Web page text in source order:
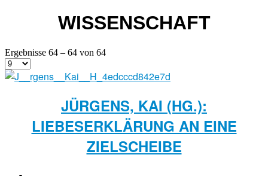
WISSENSCHAFT
Ergebnisse 64 – 64 von 64
JÜRGENS, KAI (HG.):
LIEBESERKLÄRUNG AN EINE
ZIELSCHEIBE